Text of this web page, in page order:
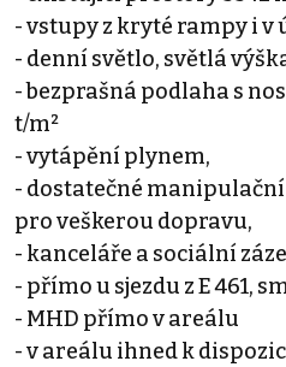
- vstupy z kryté rampy i v
- denní světlo, světlá
- bezprašná podlaha s
t/m²
- vytápění plynem,
- dostatečné
pro veškerou dopravu,
- kanceláře a sociální
- přímo u sjezdu z E 461,
- MHD přímo v areálu
- v areálu ihned k